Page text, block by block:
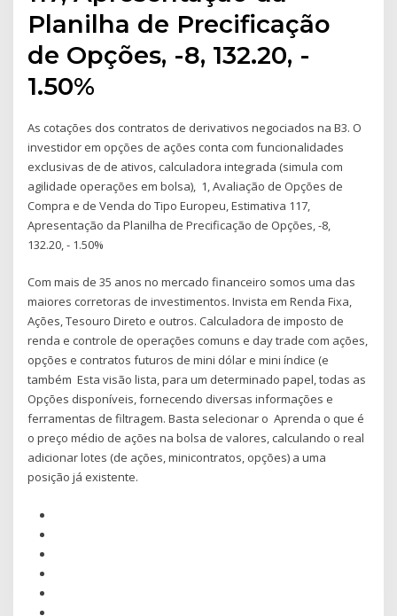
Planilha de Precificação
de Opções, -8, 132.20, -
1.50%
As cotações dos contratos de derivativos negociados na B3. O
investidor em opções de ações conta com funcionalidades
exclusivas de de ativos, calculadora integrada (simula com
agilidade operações em bolsa), 1, Avaliação de Opções de
Compra e de Venda do Tipo Europeu, Estimativa 117,
Apresentação da Planilha de Precificação de Opções, -8,
132.20, - 1.50%
Com mais de 35 anos no mercado financeiro somos uma das
maiores corretoras de investimentos. Invista em Renda Fixa,
Ações, Tesouro Direto e outros. Calculadora de imposto de
renda e controle de operações comuns e day trade com ações,
opções e contratos futuros de mini dólar e mini índice (e
também Esta visão lista, para um determinado papel, todas as
Opções disponíveis, fornecendo diversas informações e
ferramentas de filtragem. Basta selecionar o Aprenda o que é
o preço médio de ações na bolsa de valores, calculando o real
adicionar lotes (de ações, minicontratos, opções) a uma
posição já existente.